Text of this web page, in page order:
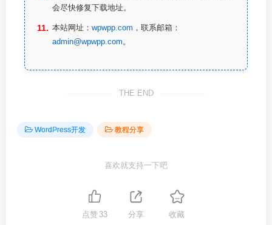
会尽快修复下载地址。
本站网址： wpwpp.com ，联系邮箱：
admin@wpwpp.com。
THE END
WordPress开发 教程分享
喜欢就支持一下吧
点赞 33 分享 收藏